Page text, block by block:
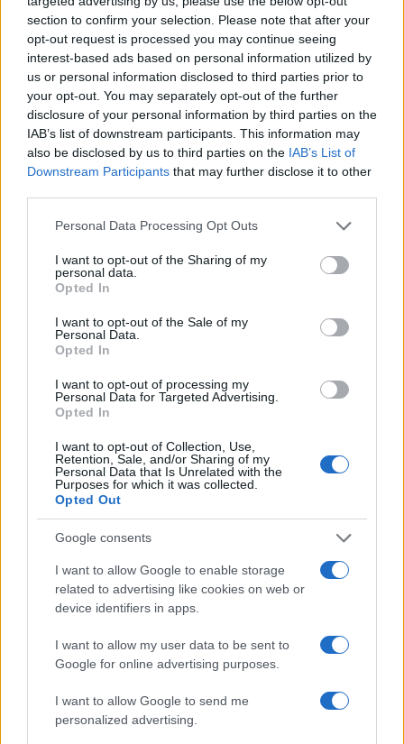
section to confirm your selection. Please note that after your
opt-out request is processed you may continue seeing
interest-based ads based on personal information utilized by
us or personal information disclosed to third parties prior to
your opt-out. You may separately opt-out of the further
disclosure of your personal information by third parties on the
IAB’s list of downstream participants. This information may
also be disclosed by us to third parties on the IAB’s List of
Downstream Participants that may further disclose it to other
Please note that this website/app uses one or more Google
not limited to your visit or usage behaviour. You may click to
grant or deny consent to Google and its third-party tags to
use your data for below specified purposes in below Google
consent section.
Personal Data Processing Opt Outs
I want to opt-out of the Sharing of my
personal data.
Opted In
I want to opt-out of the Sale of my
Personal Data.
Opted In
I want to opt-out of processing my
Personal Data for Targeted Advertising.
Opted In
I want to opt-out of Collection, Use,
Retention, Sale, and/or Sharing of my
Personal Data that Is Unrelated with the
Purposes for which it was collected.
Opted Out
Google consents
I want to allow Google to enable storage
related to advertising like cookies on web or
device identifiers in apps.
I want to allow my user data to be sent to
Google for online advertising purposes.
I want to allow Google to send me
personalized advertising.
In parallelo, le autorità antidoping e la federazione
continueranno a mantenere le procedure
istituzionali previste per i casi di positività, con
l’obiettivo dichiarato di garantire trasparenza e
rispetto delle regole per tutti gli atleti coinvolti nella
pratica sportiva.
AUTORE
Marco Tessari
Marco Tessari, giornalista trentino
specializzato in sport invernali e montagna,
segue da anni Coppa del Mondo di sci,
Olimpiadi invernali e alpinismo; racconta gare,
atleti e cultura della montagna con
alte.